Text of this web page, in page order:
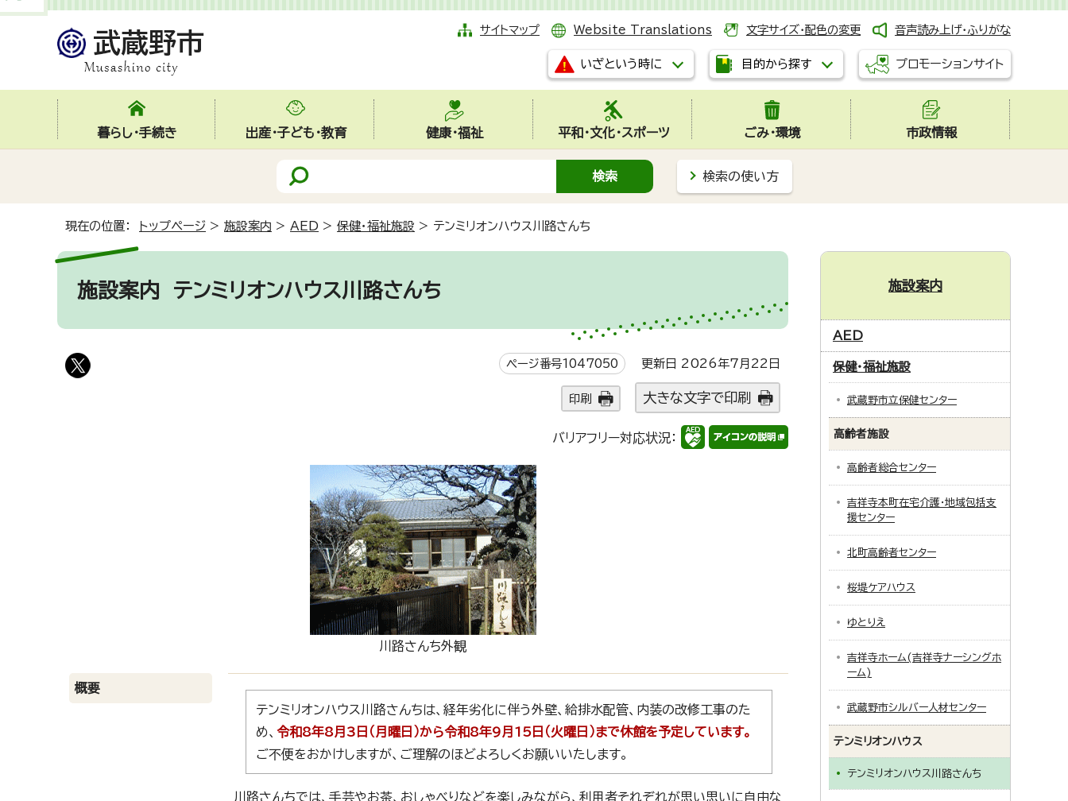
サイトマップ Website Translations 文字サイズ・配色の変更 音声読み上げ・ふりがな
いざという時に 目的から探す プロモーションサイト
暮らし・手続き 出産・子ども・教育 健康・福祉 平和・文化・スポーツ ごみ・環境 市政情報
検索の使い方
現在の位置： トップページ > 施設案内 > AED > 保健・福祉施設 > テンミリオンハウス川路さんち
施設案内 テンミリオンハウス川路さんち
ページ番号1047050 更新日 2026年7月22日
印刷 大きな文字で印刷
バリアフリー対応状況：
川路さんち外観
概要
テンミリオンハウス川路さんちは、経年劣化に伴う外壁、給排水配管、内装の改修工事のた
め、 令和8年8月3日（月曜日）から令和8年9月15日（火曜日）まで休館を予定しています。
ご不便をおかけしますが、ご理解のほどよろしくお願いいたします。
川路さんちでは、手芸やお茶、おしゃべりなどを楽しみながら、利用者それぞれが思い思いに自由な
施設案内
AED
保健・福祉施設
武蔵野市立保健センター
高齢者施設
高齢者総合センター
吉祥寺本町在宅介護・地域包括支
援センター
北町高齢者センター
桜堤ケアハウス
ゆとりえ
吉祥寺ホーム(吉祥寺ナーシングホ
ーム)
武蔵野市シルバー人材センター
テンミリオンハウス
テンミリオンハウス川路さんち